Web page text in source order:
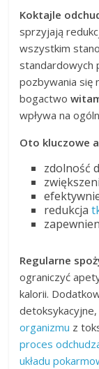
Koktajle
sprzyjają
wszystkim
standardowych
pozbywania się
bogactwo
wpływa na
Oto kluczowe
zdolność
redukcja
Regularne
ograniczyć
kalorii.
organizmu z
proces
układu